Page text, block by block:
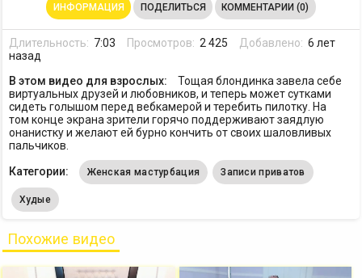
ИНФОРМАЦИЯ ПОДЕЛИТЬСЯ КОММЕНТАРИИ (0)
Длительность: 7:03 Просмотров: 2 425 Добавлено: 6 лет
назад
В этом видео для взрослых:
Тощая блондинка завела себе
виртуальных друзей и любовников, и теперь может сутками
сидеть голышом перед вебкамерой и теребить пилотку. На
том конце экрана зрители горячо поддерживают заядлую
онанистку и желают ей бурно кончить от своих шаловливых
пальчиков.
Категории:
Женская мастурбация Записи приватов
Худые
Похожие видео